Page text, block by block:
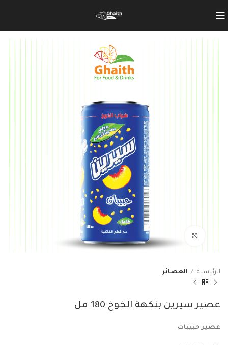
Click to enlarge
الرئيسية العصائر
عصير سيرين بنكهة الخوخ 180 مل
عصير حبيبات